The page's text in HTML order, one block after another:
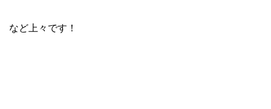
など上々です！